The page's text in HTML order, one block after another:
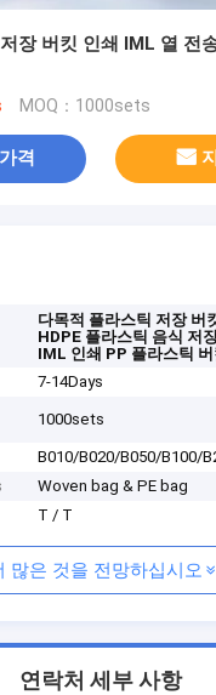
장 버킷 인쇄 IML 열 전
MOQ：1000sets
격
다목적 플라스틱 저장 버
HDPE 플라스틱 음식 저
IML 인쇄 PP 플라스틱 버
7-14Days
1000sets
B010/B020/B050/B100/
Woven bag & PE bag
T / T
많은 것을 전망하십시오
연락처 세부 사항